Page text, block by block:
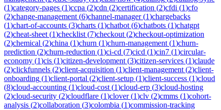
(1)category-pages (1)ccpa (2)cdn (2)certification (2)cfdi (1)cfo
(2)change-management (6)channel-manager(1)chargebacks
(1)chart-of-accounts (3)charts (1)chatbot (6)chatbots (1)chatgpt
(2)cheat-sheet (1)checklist (7)checkout (2)checkout-optimization
(2)chemical (2)china (1)churn (1)churn-management (1)churn-
prediction (2)churn-reduction (1)ci-cd (7)cicd (1)cin7 (1)circular-
economy (1)cis (1)citizen-development (3)citizen-services (1)claude
(2)clickfunnels (2)client-acquisition (1)client-management (2)client-
onboarding (1)client-portal (2)client-setup (1)client-success (1)cloud
(8)cloud-accounting (1)cloud-cost (1)cloud-erp (3)cloud-hosting
(2)cloud-security (2)cloudflare (1)clover(1)clv (2)cmms (1)cohort-
analysis (2)collaboration (3)colombia (1)commission-tracking